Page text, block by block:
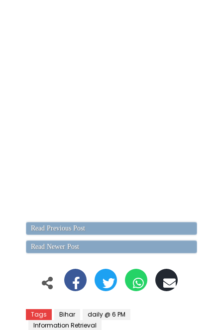
Read Previous Post
Read Newer Post
Tags Bihar
daily @ 6 PM
Information Retrieval